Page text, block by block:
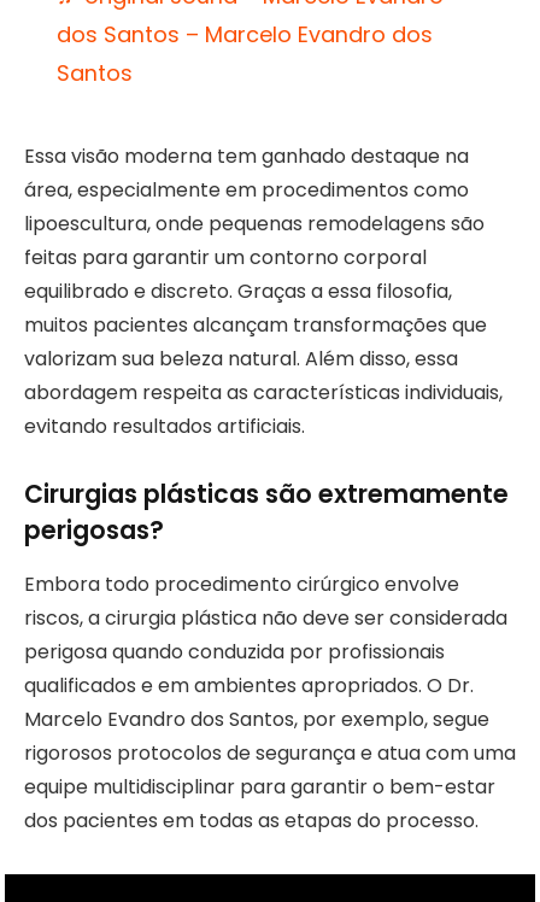
dos Santos – Marcelo Evandro dos
Santos
Essa visão moderna tem ganhado destaque na
área, especialmente em procedimentos como
lipoescultura, onde pequenas remodelagens são
feitas para garantir um contorno corporal
equilibrado e discreto. Graças a essa filosofia,
muitos pacientes alcançam transformações que
valorizam sua beleza natural. Além disso, essa
abordagem respeita as características individuais,
evitando resultados artificiais.
Cirurgias plásticas são extremamente
perigosas?
Embora todo procedimento cirúrgico envolve
riscos, a cirurgia plástica não deve ser considerada
perigosa quando conduzida por profissionais
qualificados e em ambientes apropriados. O Dr.
Marcelo Evandro dos Santos, por exemplo, segue
rigorosos protocolos de segurança e atua com uma
equipe multidisciplinar para garantir o bem-estar
dos pacientes em todas as etapas do processo.